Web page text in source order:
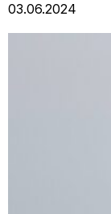
03.06.2024